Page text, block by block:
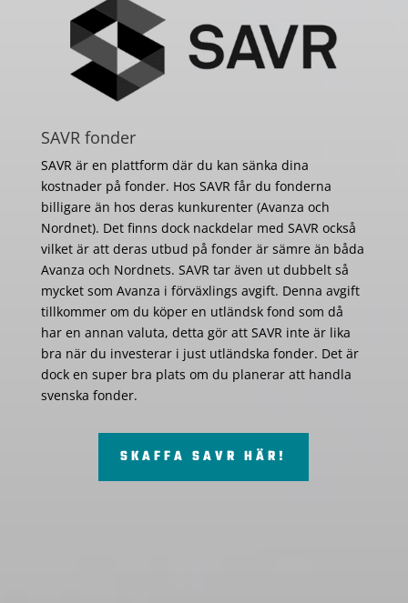
SAVR fonder
SAVR är en plattform där du kan sänka dina
kostnader på fonder. Hos SAVR får du fonderna
billigare än hos deras kunkurenter (Avanza och
Nordnet). Det finns dock nackdelar med SAVR också
vilket är att deras utbud på fonder är sämre än båda
Avanza och Nordnets. SAVR tar även ut dubbelt så
mycket som Avanza i förväxlings avgift. Denna avgift
tillkommer om du köper en utländsk fond som då
har en annan valuta, detta gör att SAVR inte är lika
bra när du investerar i just utländska fonder. Det är
dock en super bra plats om du planerar att handla
svenska fonder.
SKAFFA SAVR HÄR!